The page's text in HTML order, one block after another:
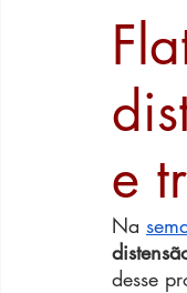
Hemorroidas
Doenças
e
Na
desse